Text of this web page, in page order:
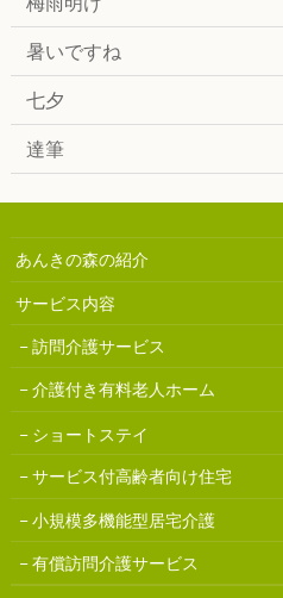
暑いですね
七夕
達筆
あんきの森の紹介
サービス内容
訪問介護サービス
介護付き有料老人ホーム
ショートステイ
サービス付高齢者向け住宅
小規模多機能型居宅介護
有償訪問介護サービス